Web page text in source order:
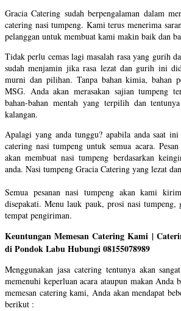
Gracia Catering sudah berpengalaman dalam
catering nasi tumpeng. Kami terus menerima
pelanggan untuk membuat kami makin baik dan
Tidak perlu cemas lagi masalah rasa yang gurih
sudah menjamin jika rasa lezat dan gurih ini
murni dan pilihan. Tanpa bahan kimia, bahan
MSG. Anda akan merasakan sajian tumpeng
bahan-bahan mentah yang terpilih dan
kalangan.
Apalagi yang anda tunggu? apabila anda saat ini
catering nasi tumpeng untuk semua acara.
akan membuat nasi tumpeng berdasarkan
anda. Nasi tumpeng Gracia Catering yang lezat
Semua pesanan nasi tumpeng akan kami
disepakati. Menu lauk pauk, prosi nasi tumpeng,
tempat pengiriman.
Keuntungan Memesan Catering Kami |
di Pondok Labu Hubungi 08155078989
Menggunakan jasa catering tentunya akan
memenuhi keperluan acara ataupun makan Anda
memesan catering kami, Anda akan mendapat
berikut :